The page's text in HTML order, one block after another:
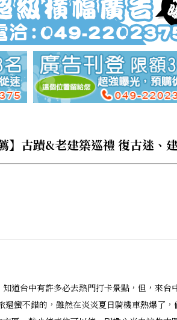
】古蹟&老建築巡禮 復古迷、
知道台中有許多必去熱門打卡景點，但，來
蠻不錯的，雖然在炎炎夏日騎機車熱爆了